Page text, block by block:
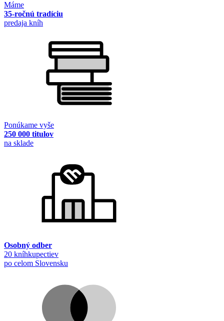
Máme
35-ročnú tradíciu
predaja kníh
Ponúkame vyše
250 000 titulov
na sklade
Osobný odber
20 kníhkupectiev
po celom Slovensku